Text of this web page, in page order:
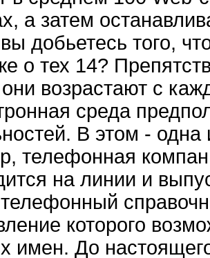
а затем
добьетесь того,
о тех 14?
возрастают с
среда
В этом - одна
телефонная
на линии и
которого
имен. До